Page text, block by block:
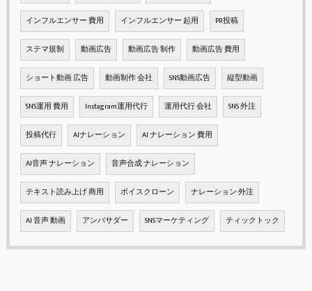
インフルエンサー 費用 インフルエンサー 起用 PR投稿
ステマ規制 動画広告 動画広告 制作 動画広告 費用
ショート動画 広告 動画制作 会社 SNS動画広告 縦型動画
SNS運用 費用 Instagram運用代行 運用代行 会社 SNS 外注
投稿代行 AIナレーション AI ナレーション 費用
AI音声 ナレーション 音声合成 ナレーション
テキスト読み上げ 商用 ボイスクローン ナレーション 外注
AI 音声 動画 アンバサダー SNSマーケティング ティックトック